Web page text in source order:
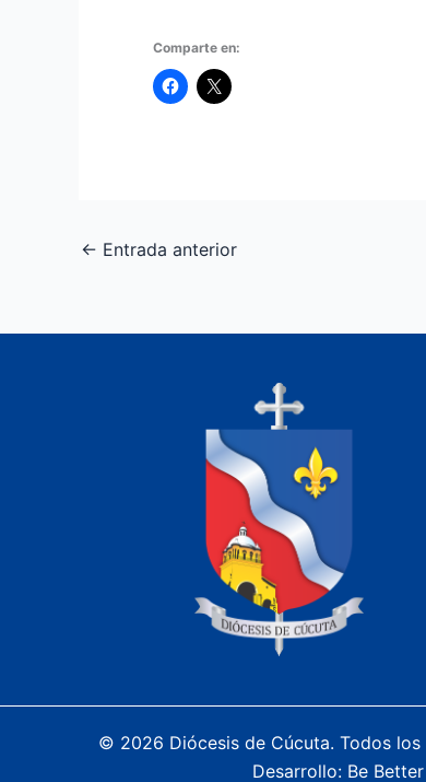
Comparte en:
← Entrada anterior
© 2026 Diócesis de Cúcuta. Todos los
Desarrollo: Be